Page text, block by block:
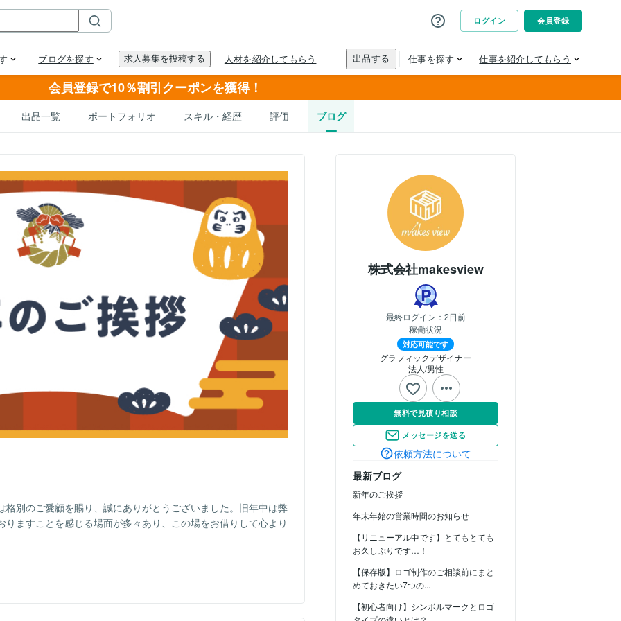
会員登録で10％割引クーポンを獲得！
出品一覧 ポートフォリオ スキル・経歴 評価 ブログ
株式会社makesview
最終ログイン： 2日前
稼働状況
対応可能です
グラフィックデザイナー
法人 男性
無料で見積り相談
メッセージを送る
依頼方法について
最新ブログ
新年のご挨拶
年末年始の営業時間のお知らせ
【リニューアル中です】とてもとても
お久しぶりです…！
【保存版】ロゴ制作のご相談前にまと
めておきたい7つの...
【初心者向け】シンボルマークとロゴ
別のご愛顧を賜り、誠にありがとうございました。旧年中は弊
ますことを感じる場面が多々あり、この場をお借りして心より